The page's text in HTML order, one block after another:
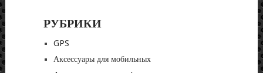
РУБРИКИ
GPS
Аксессуары для мобильных